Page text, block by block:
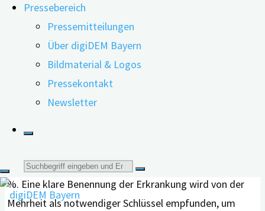
Pressebereich
Pressemitteilungen
Über digiDEM Bayern
Bildmaterial & Logos
Pressekontakt
Newsletter
Suche
nach:
Patienten wünschen sich eine offene
Aufklärung
Oft zögern Mediziner, die Diagnose offen
auszusprechen, um Betroffene nicht zu belasten. Die
analysierten Daten zeigen jedoch, dass über 85 % der
Patienten in Gedächtnisambulanzen ausdrücklich über
kognitiv gesunden älteren Erwachsenen sind es sogar 90
%. Eine klare Benennung der Erkrankung wird von der
Mehrheit als notwendiger Schlüssel empfunden, um